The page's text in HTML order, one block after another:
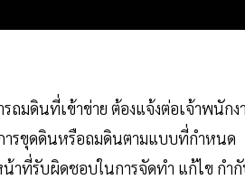
ดินที่เข้าข่าย ต้องแจ้งต่อเจ้าพนักง
ารขุดดินหรือถมดินตามแบบที่กำหนด
น้าที่รับผิดชอบในการจัดทำ แก้ไข กำ